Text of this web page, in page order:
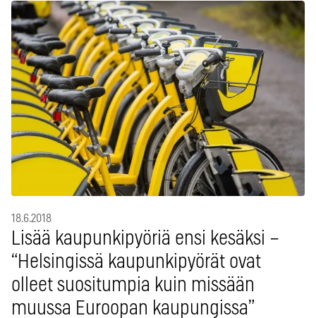
18.6.2018
Lisää kaupunkipyöriä ensi kesäksi –
“Helsingissä kaupunkipyörät ovat
olleet suositumpia kuin missään
muussa Euroopan kaupungissa”